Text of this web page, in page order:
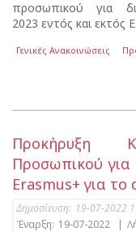
προσωπικού για
2023 εντός και εκτός
Γενικές Ανακοινώσεις
Προκήρυξη
Προσωπικού
Erasmus+ για το
Δημοσίευση: 19-07-2022
Έναρξη: 19-07-2022 |